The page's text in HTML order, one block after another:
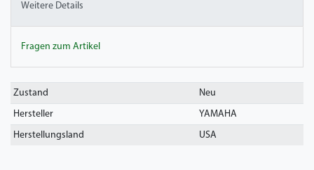
Weitere Details
Fragen zum Artikel
Technisches
Merkmal
Wert
Zustand
Neu
Hersteller
YAMAHA
Herstellungsland
USA